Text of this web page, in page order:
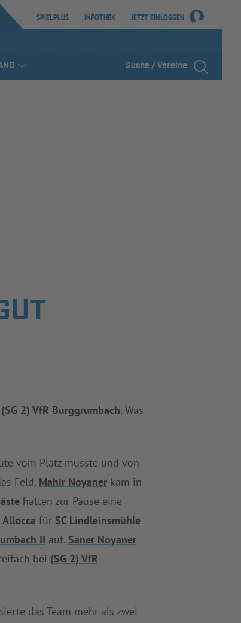
SPIELPLUS INFOTHEK JETZT EINLOGGEN
Suche / Vereine
2) VfR Burggrumbach. Was
vom Platz musste und von
Feld, Mahir Noyaner kam in
hatten zur Pause eine
Allocca für SC Lindleinsmühle
II auf. Saner Noyaner
bei (SG 2) VfR
das Team mehr als zwei